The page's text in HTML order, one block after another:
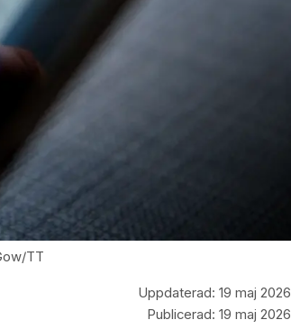
TT
Uppdaterad: 19 maj 2026
Publicerad: 19 maj 2026